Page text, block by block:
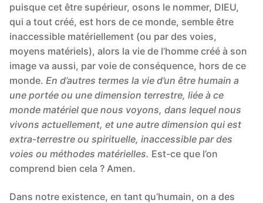
puisque cet être supérieur, osons le nommer, DIEU,
qui a tout créé, est hors de ce monde, semble être
inaccessible matériellement (ou par des voies,
moyens matériels), alors la vie de l’homme créé à son
image va aussi, par voie de conséquence, hors de ce
monde. En d’autres termes la vie d’un être humain a
une portée ou une dimension terrestre, liée à ce
monde matériel que nous voyons, dans lequel nous
vivons actuellement, et une autre dimension qui est
extra-terrestre ou spirituelle, inaccessible par des
voies ou méthodes matérielles. Est-ce que l’on
comprend bien cela ? Amen.
Dans notre existence, en tant qu’humain, on a des